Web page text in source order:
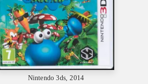
Nintendo 3ds, 2014